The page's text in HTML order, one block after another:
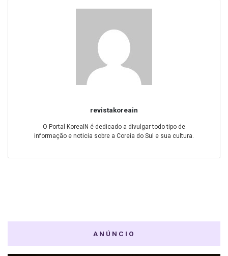
revistakoreain
O Portal KoreaIN é dedicado a divulgar todo tipo de
informação e noticia sobre a Coreia do Sul e sua cultura.
ANÚNCIO